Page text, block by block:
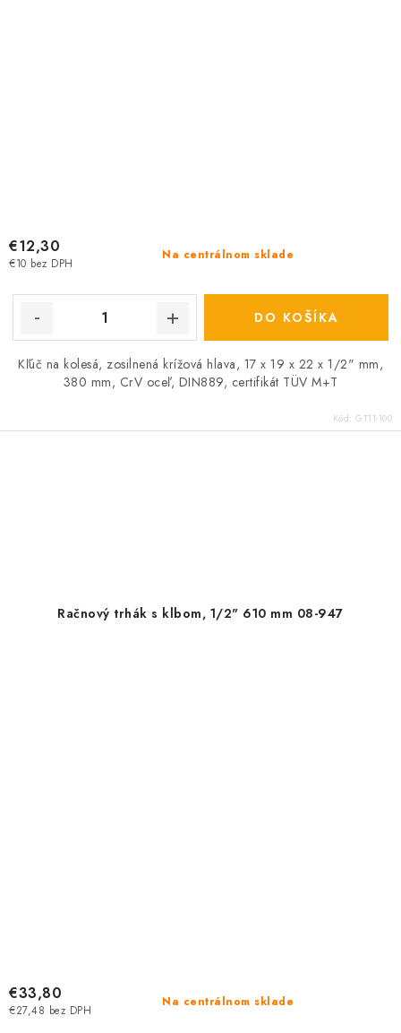
Na centrálnom sklade
€10 bez DPH
€12,30
DO KOŠÍKA
Kľúč na kolesá, zosilnená krížová hlava, 17 x 19 x 22 x 1/2" mm,
380 mm, CrV oceľ, DIN889, certifikát TÜV M+T
Kód: GT11-100
Račnový trhák s klbom, 1/2" 610 mm 08-947
Na centrálnom sklade
€27,48 bez DPH
€33,80